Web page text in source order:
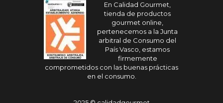
En Calidad Gourmet,
tienda de productos
gourmet online,
pertenecemos a la Junta
arbitral de Consumo del
País Vasco, estamos
firmemente
comprometidos con las buenas prácticas
en el consumo.